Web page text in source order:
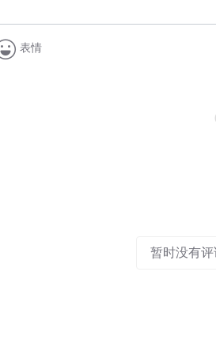
表情
暂时没有